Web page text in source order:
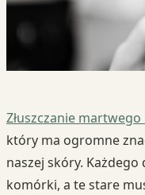
Złuszczanie
który ma ogromne
naszej skóry.
komórki, a te stare